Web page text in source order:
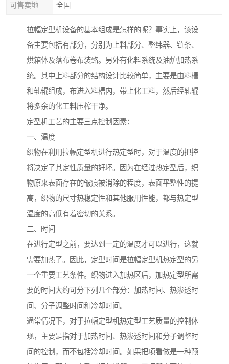
可售卖地 全国
拉幅定型机设备的基本组成是怎样的呢？事实上，该设
备主要包括有部分，分别为上料部分、整纬器、链条、
烘箱体及落布卷布装臵。另外有化料系统及油炉加热系
统。其中上料部分的结构设计比较简单，主要是由料槽
和轧辊组成，布进入料槽内，带上化工料，然后经轧辊
将多余的化工料压榨干净。
定型机工艺的主要三点控制因素：
一、温度
织物在利用拉幅定型机进行热定型时，对于温度的把控
将决定了其定性质量的好坏。因为在经过热定型后，织
物原来表面存在的皱痕被消除的程度，表面平整性的提
高，织物的尺寸热稳定性和其他服用性能，都与热定型
温度的高低有着密切的关系。
二、时间
在进行定型之前，要达到一定的温度才可以进行，这就
需要加热了。因此，定型时间是拉幅定型机热定型的另
一个重要工艺条件。织物进入加热区后，加热定型所需
要的时间大约可分下列几个部分：加热时间、热渗透时
间、分子调整时间和冷却时间。
通常情况下，对于拉幅定型机热定型工艺质量的控制体
现，主要是指对于加热时间、热渗透时间和分子调整时
间的控制，而不包括冷却时间。如果把项看做是一种预